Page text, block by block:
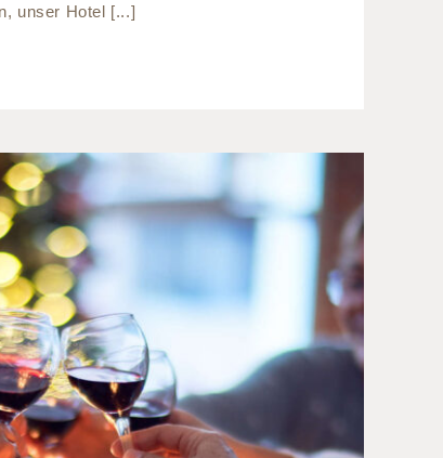
unser Hotel [...]
München: 5 Tipps für
Feier